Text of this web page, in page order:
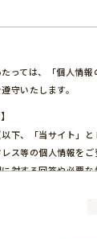
っては、「個人情
守いたします。
以下、「当サイト」
ス等の個人情報をご
対する回答や必要
トの管理人（管理人